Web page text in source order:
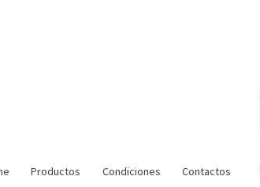
Productos Condiciones Contactos